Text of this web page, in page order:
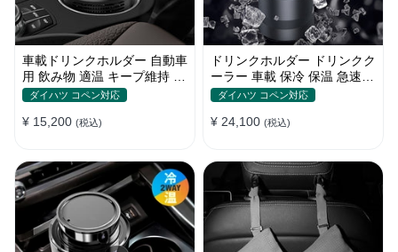
車載ドリンクホルダー 自動車
用 飲み物 適温 キープ維持 保
温冷機能付き
ダイハツ コペン対応
¥ 15,200 (税込)
ドリンクホルダー ドリンクク
ーラー 車載 保冷 保温 急速冷
却 缶対応
ダイハツ コペン対応
¥ 24,100 (税込)